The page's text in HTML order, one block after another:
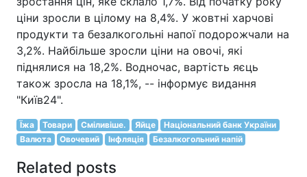
ціни зросли в цілому на 8,4%. У жовтні харчові
продукти та безалкогольні напої подорожчали на
3,2%. Найбільше зросли ціни на овочі, які
піднялися на 18,2%. Водночас, вартість яєць
також зросла на 18,1%, -- інформує видання
"Київ24".
Їжа Товари Сміливіше. Яйце
Національний банк України
Валюта
Овочевий Інфляція Безалкогольний напій
Related posts